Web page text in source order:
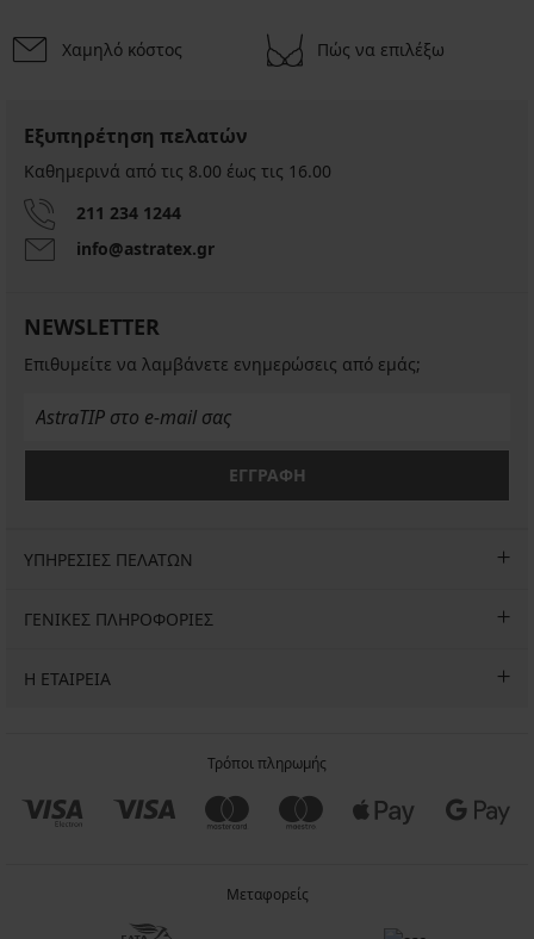
Χαμηλό κόστος Πώς να επιλέξω
Εξυπηρέτηση πελατών
Καθημερινά από τις 8.00 έως τις 16.00
211 234 1244
info@astratex.gr
NEWSLETTER
Επιθυμείτε να λαμβάνετε ενημερώσεις από εμάς;
ΕΓΓΡΑΦΗ
ΥΠΗΡΕΣΙΕΣ ΠΕΛΑΤΩΝ
ΓΕΝΙΚΕΣ ΠΛΗΡΟΦΟΡΙΕΣ
Η ΕΤΑΙΡΕΙΑ
Τρόποι πληρωμής
Μεταφορείς